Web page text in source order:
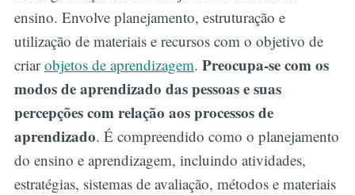
ensino. Envolve planejamento, estruturação e
utilização de materiais e recursos com o objetivo de
criarobjetos de aprendizagem. Preocupa-se com os
modos de aprendizado das pessoas e suas
percepções com relação aos processos de
aprendizado. É compreendido como o planejamento
do ensino e aprendizagem, incluindo atividades,
estratégias, sistemas de avaliação, métodos e materiais